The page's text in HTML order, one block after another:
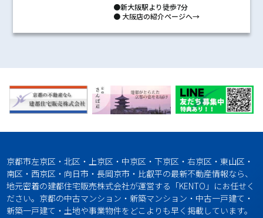
●新大阪駅より徒歩7分
●大阪店の紹介ページへ→
京都市左京区・北区・上京区・中京区・下京区・右京区・東山区・
南区・西京区・向日市・長岡京市・比叡平の最新不動産情報なら、
地元密着の建都住宅販売株式会社が運営する「KENTO」にお任せく
ださい。京都の中古マンション・新築マンション・中古一戸建て・
新築一戸建て・土地や事業物件をどこよりも早く掲載しています。